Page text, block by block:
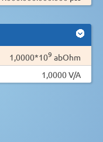
1,0000*109 abOhm
1,0000 V/A